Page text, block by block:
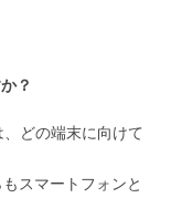
？
どの端末に向けて
スマートフォンと